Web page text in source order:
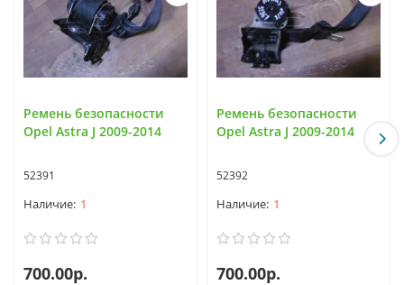
Ремень безопасности
Opel Astra J 2009-2014
52391
1
700.00р.
Ремень безопасности
Opel Astra J 2009-2014
52392
1
700.00р.